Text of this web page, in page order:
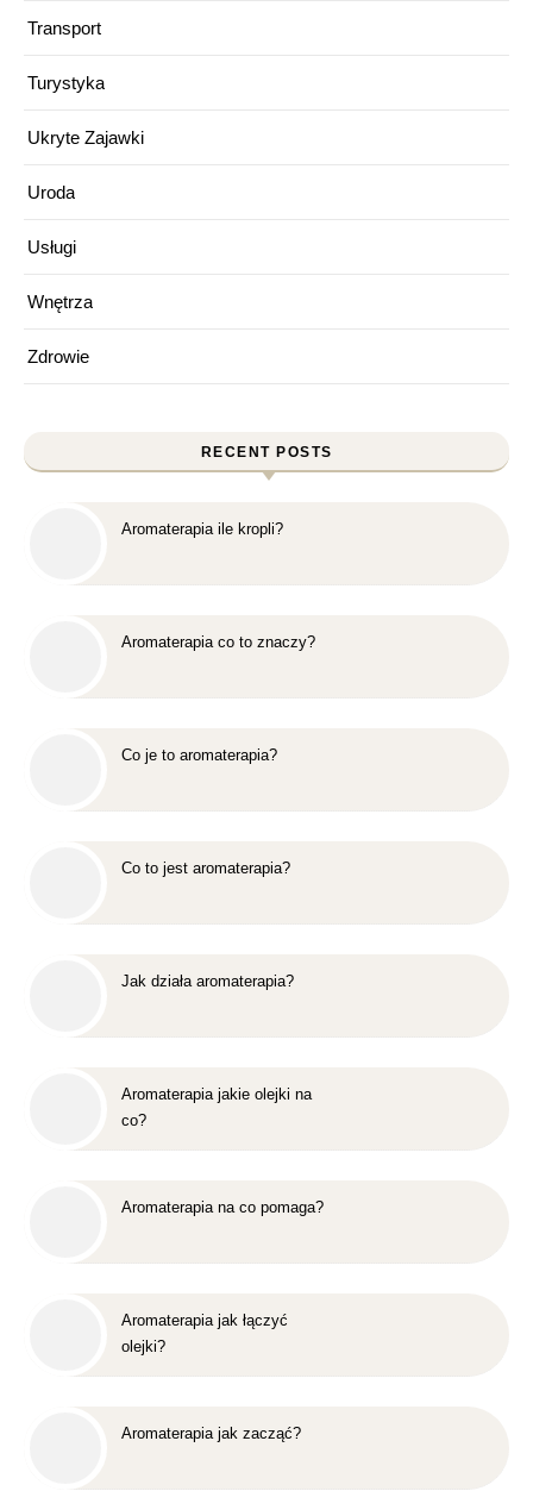
Transport
Turystyka
Ukryte Zajawki
Uroda
Usługi
Wnętrza
Zdrowie
RECENT POSTS
Aromaterapia ile kropli?
Aromaterapia co to znaczy?
Co je to aromaterapia?
Co to jest aromaterapia?
Jak działa aromaterapia?
Aromaterapia jakie olejki na
co?
Aromaterapia na co pomaga?
Aromaterapia jak łączyć
olejki?
Aromaterapia jak zacząć?